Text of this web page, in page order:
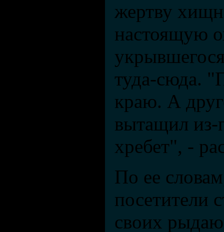
жертву
настоящую
туда-сюда.
краю. А
вытащил из-
хребет", -
По ее
посетители
своих